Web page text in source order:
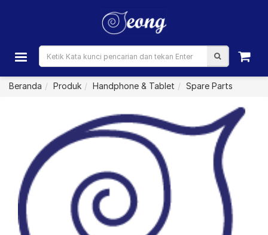
Beranda Produk Handphone & Tablet Spare Parts